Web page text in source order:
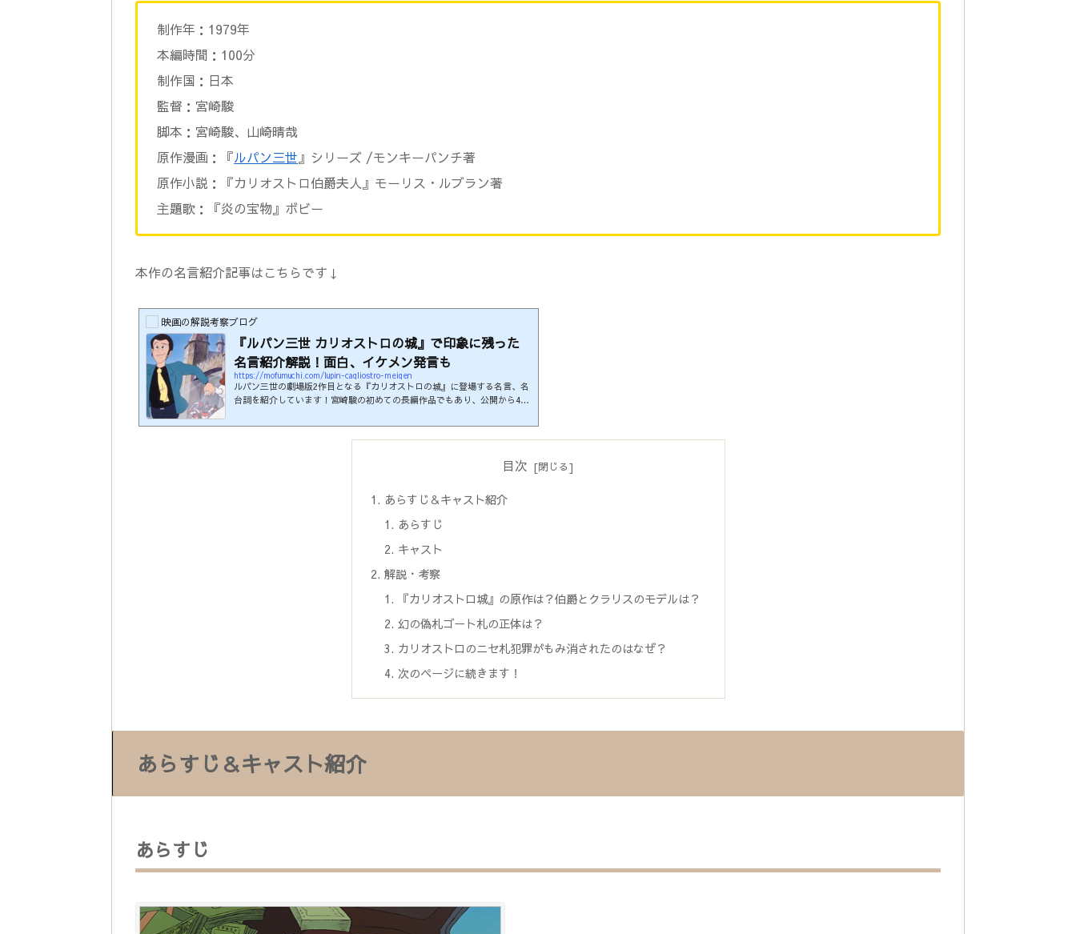
制作年：1979年
本編時間：100分
制作国：日本
監督：宮崎駿
脚本：宮崎駿、山崎晴哉
原作漫画：『ルパン三世 』シリーズ /モンキーパンチ著
原作小説：『カリオストロ伯爵夫人』モーリス・ルブラン著
主題歌：『炎の宝物』ボビー
本作の名言紹介記事はこちらです↓
映画の解説考察ブログ
『ルパン三世 カリオストロの城』で印象に残った
名言紹介解説！面白、イケメン発言も
https://mofumuchi.com/lupin-cagliostro-meigen
ルパン三世の劇場版2作目となる『カリオストロの城』に登場する名言、名
台詞を紹介しています！宮崎駿の初めての長編作品でもあり、公開から40
979年本編時間：100分制作国：日本監督：宮崎駿脚本：宮崎駿、山崎晴哉
原作漫画：『ルパン三世』シリーズ /モンキーパンチ著主題歌：『炎の宝
やっか！」 原作：モンキーパンチ©TMSルパン「次元、次の仕事が決まっ
目次
あらすじ＆キャスト紹介
あらすじ
キャスト
解説・考察
『カリオストロ城』の原作は？伯爵とクラリスのモデルは？
幻の偽札ゴート札の正体は？
カリオストロのニセ札犯罪がもみ消されたのはなぜ？
次のページに続きます！
あらすじ＆キャスト紹介
あらすじ